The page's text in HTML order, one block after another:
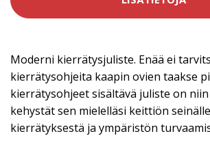
Moderni kierrätysjuliste. Enää ei
kierrätysohjeita kaapin ovien taakse
kierrätysohjeet sisältävä juliste on
kehystät sen mielelläsi keittiön
kierrätyksestä ja ympäristön